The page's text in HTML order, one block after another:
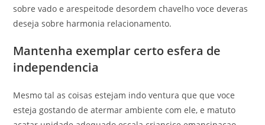
sobre vado e arespeitode desordem chavelho voce deveras
deseja sobre harmonia relacionamento.
Mantenha exemplar certo esfera de
independencia
Mesmo tal as coisas estejam indo ventura que que voce
esteja gostando de atermar ambiente com ele, e matuto